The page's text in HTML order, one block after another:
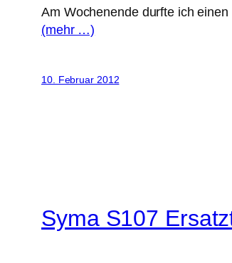
Am Wochenende durfte ich
(mehr …)
10. Februar 2012
Syma S107